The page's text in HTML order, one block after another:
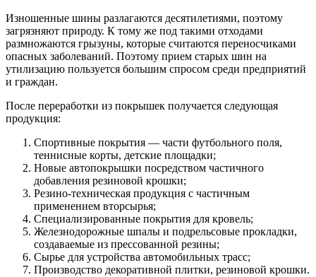
Изношенные шины разлагаются десятилетиями, поэтому
загрязняют природу. К тому же под такими отходами
размножаются грызуны, которые считаются переносчиками
опасных заболеваний. Поэтому прием старых шин на
утилизацию пользуется большим спросом среди предприятий
и граждан.
После переработки из покрышек получается следующая
продукция:
Спортивные покрытия — части футбольного поля,
теннисные корты, детские площадки;
Новые автопокрышки посредством частичного
добавления резиновой крошки;
Резино-техническая продукция с частичным
применением вторсырья;
Специализированные покрытия для кровель;
Железнодорожные шпалы и подрельсовые прокладки,
создаваемые из прессованной резины;
Сырье для устройства автомобильных трасс;
Производство декоративной плитки, резиновой крошки.